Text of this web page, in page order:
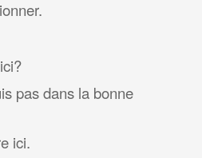
pas dans la bonne
ici.